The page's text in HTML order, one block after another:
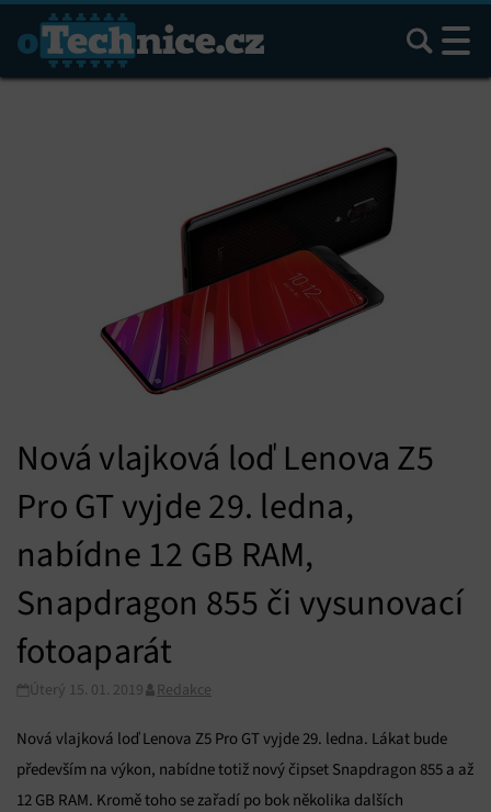
Hledat
Nová vlajková loď Lenova Z5
Pro GT vyjde 29. ledna,
nabídne 12 GB RAM,
Snapdragon 855 či vysunovací
fotoaparát
Úterý 15. 01. 2019 Redakce
Nová vlajková loď Lenova Z5 Pro GT vyjde 29. ledna. Lákat bude
především na výkon, nabídne totiž nový čipset Snapdragon 855 a až
12 GB RAM. Kromě toho se zařadí po bok několika dalších